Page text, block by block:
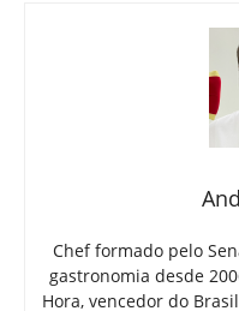
Chef formado pelo
gastronomia desde
Hora, vencedor do